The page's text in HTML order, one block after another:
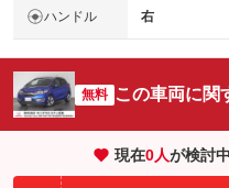
ハンドル 右
無料 この車両に関
現在0人が検討中